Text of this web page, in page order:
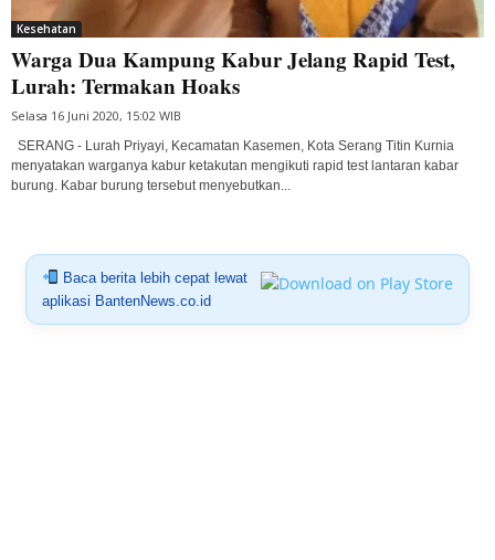
Kesehatan
Warga Dua Kampung Kabur Jelang Rapid Test,
Lurah: Termakan Hoaks
Selasa 16 Juni 2020, 15:02 WIB
SERANG - Lurah Priyayi, Kecamatan Kasemen, Kota Serang Titin Kurnia
menyatakan warganya kabur ketakutan mengikuti rapid test lantaran kabar
burung. Kabar burung tersebut menyebutkan...
Baca berita lebih cepat lewat
aplikasi BantenNews.co.id